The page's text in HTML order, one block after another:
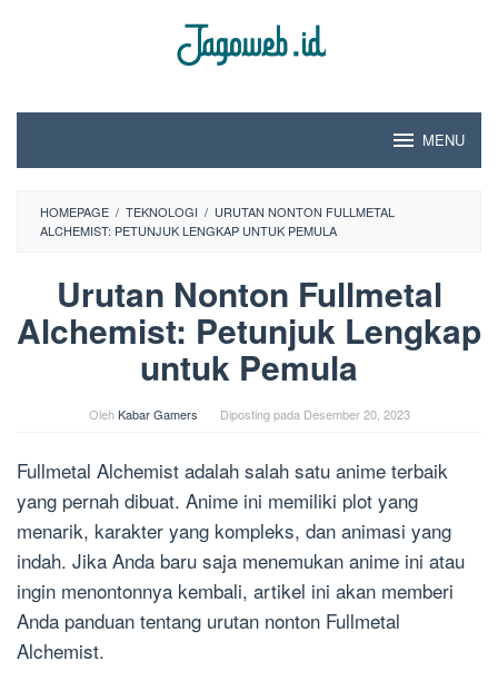
MENU
HOMEPAGE / TEKNOLOGI / URUTAN NONTON FULLMETAL
ALCHEMIST: PETUNJUK LENGKAP UNTUK PEMULA
Urutan Nonton Fullmetal
Alchemist: Petunjuk Lengkap
untuk Pemula
OlehKabar Gamers Diposting pada Desember 20, 2023
Fullmetal Alchemist adalah salah satu anime terbaik
yang pernah dibuat. Anime ini memiliki plot yang
menarik, karakter yang kompleks, dan animasi yang
indah. Jika Anda baru saja menemukan anime ini atau
ingin menontonnya kembali, artikel ini akan memberi
Anda panduan tentang urutan nonton Fullmetal
Alchemist.